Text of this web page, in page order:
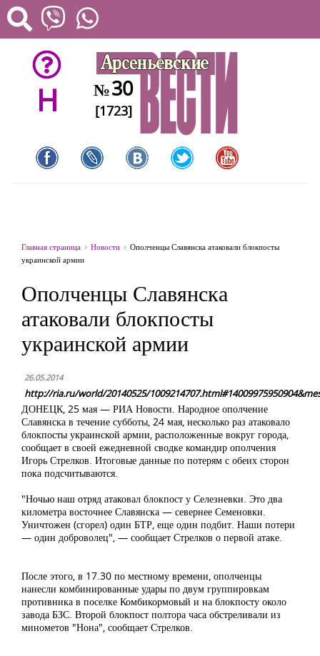
H №30
[1723]
Главная страница Новости
Ополченцы Славянска атаковали блокпосты
украинской армии
Ополченцы Славянска
атаковали блокпосты
украинской армии
26.05.2014
http://ria.ru/world/20140525/
ДОНЕЦК, 25 мая — РИА Новости. Народное ополчение
Славянска в течение субботы, 24 мая, несколько раз атаковало
блокпосты украинской армии, расположенные вокруг города,
сообщает в своей ежедневной сводке командир ополчения
Игорь Стрелков. Итоговые данные по потерям с обеих сторон
пока подсчитываются.
"Ночью наш отряд атаковал блокпост у Селезневки. Это два
километра восточнее Славянска — севернее Семеновки.
Уничтожен (сгорел) один БТР, еще один подбит. Наши потери
— один доброволец", — сообщает Стрелков о первой атаке.
После этого, в 17.30 по местному времени, ополченцы
нанесли комбинированные удары по двум группировкам
противника в поселке Комбикормовый и на блокпосту около
завода БЗС. Второй блокпост полтора часа обстреливали из
минометов "Нона", сообщает Стрелков.